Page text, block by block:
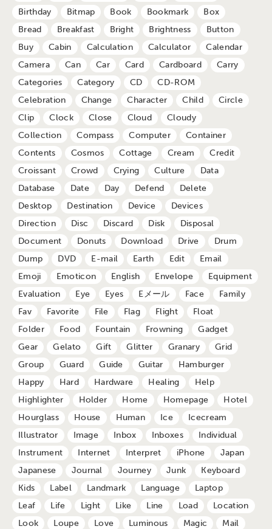
Birthday
Bitmap Book Bookmark
Box
Bread
Breakfast Bright Brightness
Button
Buy
Cabin Calculation Calculator
Calendar
Camera
Can Car Card Cardboard
Carry
Categories
Category CD
CD-ROM
Celebration
Change Character Child
Circle
Clip
Clock Close Cloud
Cloudy
Collection
Compass Computer
Container
Contents
Cosmos Cottage Cream
Credit
Croissant
Crowd Crying Culture
Data
Database
Date Day Defend
Delete
Desktop
Destination Device
Devices
Direction
Disc Discard Disk
Disposal
Document
Donuts Download Drive
Drum
Dump
DVD E-mail Earth Edit
Email
Emoji
Emoticon English Envelope
Equipment
Evaluation
Eye Eyes Eメール Face
Family
Fav
Favorite File Flag Flight
Float
Folder
Food Fountain Frowning
Gadget
Gear
Gelato Gift Glitter Granary
Grid
Group
Guard Guide Guitar
Hamburger
Happy
Hard Hardware Healing
Help
Highlighter
Holder Home Homepage
Hotel
Hourglass
House Human Ice
Icecream
Illustrator
Image Inbox Inboxes
Individual
Instrument
Internet Interpret iPhone
Japan
Japanese
Journal Journey Junk
Keyboard
Kids
Label Landmark Language
Laptop
Leaf
Life Light Like Line Load
Location
Look
Loupe Love Luminous Magic
Mail